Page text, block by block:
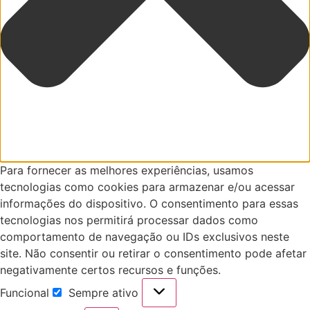
Para fornecer as melhores experiências, usamos
tecnologias como cookies para armazenar e/ou acessar
informações do dispositivo. O consentimento para essas
tecnologias nos permitirá processar dados como
comportamento de navegação ou IDs exclusivos neste
site. Não consentir ou retirar o consentimento pode afetar
negativamente certos recursos e funções.
Funcional
Funcional
Sempre ativo